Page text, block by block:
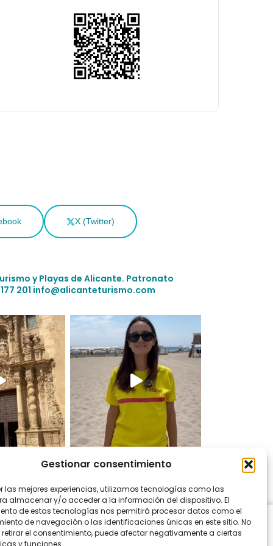
Gestionar consentimiento
las mejores experiencias, utilizamos tecnologías como las
almacenar y/o acceder a la información del dispositivo. El
de estas tecnologías nos permitirá procesar datos como el
de navegación o las identificaciones únicas en este sitio. No
el consentimiento, puede afectar negativamente a ciertas
y funciones.
X (Twitter)
y Playas de Alicante. Patronato
201 info@alicanteturismo.com
Instagram